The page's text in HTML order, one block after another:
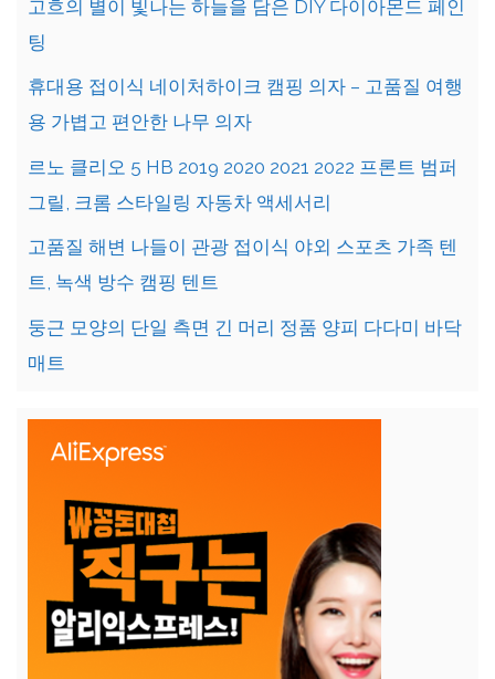
고흐의 별이 빛나는 하늘을 담은 DIY 다이아몬드 페인
팅
휴대용 접이식 네이처하이크 캠핑 의자 – 고품질 여행
용 가볍고 편안한 나무 의자
르노 클리오 5 HB 2019 2020 2021 2022 프론트 범퍼
그릴, 크롬 스타일링 자동차 액세서리
고품질 해변 나들이 관광 접이식 야외 스포츠 가족 텐
트, 녹색 방수 캠핑 텐트
둥근 모양의 단일 측면 긴 머리 정품 양피 다다미 바닥
매트